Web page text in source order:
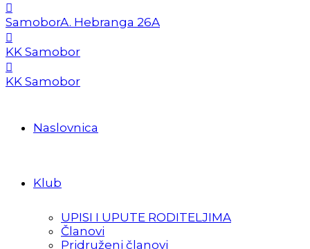
SamoborA. Hebranga 26A
KK Samobor
KK Samobor
Naslovnica
Klub
UPISI I UPUTE RODITELJIMA
Članovi
Pridruženi članovi